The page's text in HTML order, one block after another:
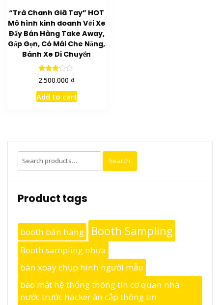
“Trà Chanh Giã Tay” HOT
Mô hình kinh doanh Với Xe
Đẩy Bán Hàng Take Away,
Gấp Gọn, Có Mái Che Nắng,
Bánh Xe Di Chuyển
Rated
3.00
out of
5
2.500.000 ₫
Add to cart
Search
for:
Search
Product tags
booth bán hàng Booth Sampling
Booth sampling nhựa
bàn xoay chụp hình người mẫu
bảo mật hệ thống thông tin cơ quan nhà
nước trước hacker ăn cắp thông tin